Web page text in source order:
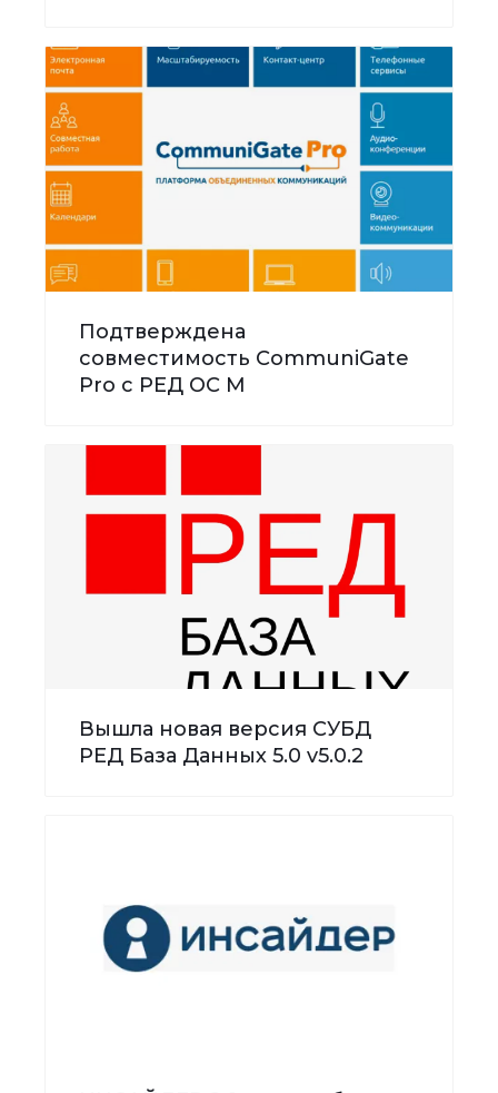
Подтверждена
совместимость CommuniGate
Pro с РЕД ОС М
Вышла новая версия СУБД
РЕД База Данных 5.0 v5.0.2